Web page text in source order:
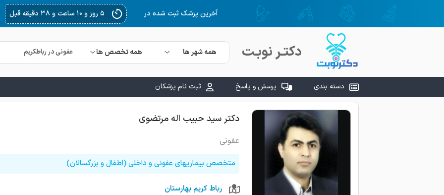
آخرین پزشک ثبت شده در
دکتـر نوبـت همه شهر ها همه تخصص ها
دسته بندی پرسش و پاسخ ثبت نام پزشکان
دکتر سید حبیب اله مرتضوی
عفونی
متخصص بیماریهای عفونی و داخلی (اطفال و بزرگسالان)
رباط کریم بهارستان